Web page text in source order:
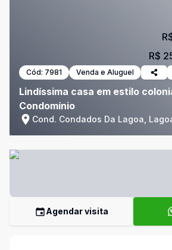
Cód: 7981 Venda e Aluguel
Lindíssima casa em estilo
Condomínio
Cond. Condados Da Lagoa,
R$
Agendar visita